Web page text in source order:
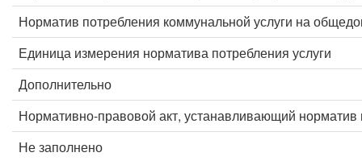
Норматив потребления коммунальной услуги на
Единица измерения норматива потребления услуги
Дополнительно
Нормативно-правовой акт, устанавливающий норматив
Не заполнено